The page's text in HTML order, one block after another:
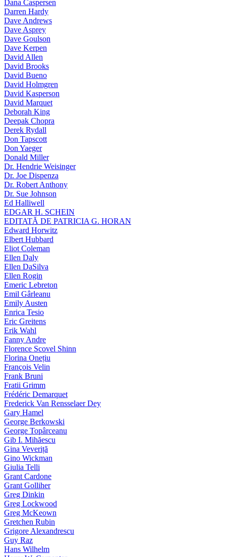
Dana Caspersen
Darren Hardy
Dave Andrews
Dave Asprey
Dave Goulson
Dave Kerpen
David Allen
David Brooks
David Bueno
David Holmgren
David Kasperson
David Marquet
Deborah King
Deepak Chopra
Derek Rydall
Don Tapscott
Don Yaeger
Donald Miller
Dr. Hendrie Weisinger
Dr. Joe Dispenza
Dr. Robert Anthony
Dr. Sue Johnson
Ed Halliwell
EDGAR H. SCHEIN
EDITATĂ DE PATRICIA G. HORAN
Edward Horwitz
Elbert Hubbard
Eliot Coleman
Ellen Daly
Ellen DaSilva
Ellen Rogin
Emeric Lebreton
Emil Gârleanu
Emily Austen
Enrica Tesio
Eric Greitens
Erik Wahl
Fanny Andre
Florence Scovel Shinn
Florina Onețiu
François Velin
Frank Bruni
Fratii Grimm
Frédéric Demarquet
Frederick Van Rensselaer Dey
Gary Hamel
George Berkowski
George Topârceanu
Gib I. Mihăescu
Gina Veveriță
Gino Wickman
Giulia Telli
Grant Cardone
Grant Golliher
Greg Dinkin
Greg Lockwood
Greg McKeown
Gretchen Rubin
Grigore Alexandrescu
Guy Raz
Hans Wilhelm